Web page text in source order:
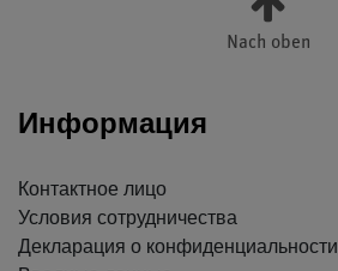
Nach oben
Информация
Контактное лицо
Условия сотрудничества
Декларация о конфиденциальности